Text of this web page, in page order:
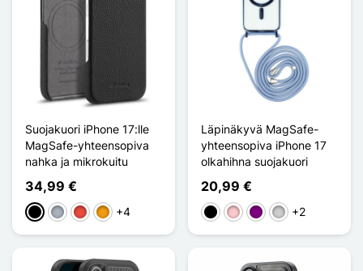
Suojakuori iPhone 17:lle
MagSafe-yhteensopiva
nahka ja mikrokuitu
34,99 €
MustaHarmaaPunainen
Oranssi
+4
Läpinäkyvä MagSafe-
yhteensopiva iPhone 17
olkahihna suojakuori
20,99 €
MustaPinkkiVioletArgenté
+2